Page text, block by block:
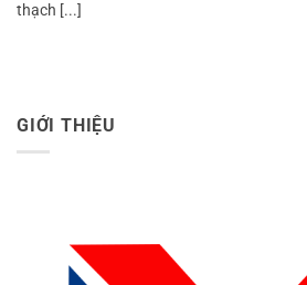
thạch [...]
GIỚI THIỆU